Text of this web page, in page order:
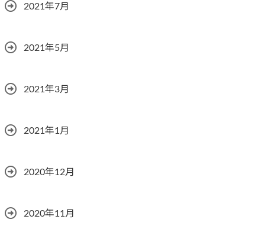
2021年7月
2021年5月
2021年3月
2021年1月
2020年12月
2020年11月